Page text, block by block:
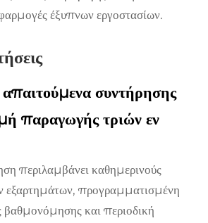
έξυπνων εργοστασίων.
απαιτούμενα συντήρησης
παραγωγής τριών εν
περιλαμβάνει καθημερινούς
εξαρτημάτων, προγραμματισμένη
βαθμονόμησης και περιοδική